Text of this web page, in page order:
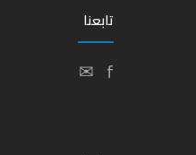
تابعنا
f
✉